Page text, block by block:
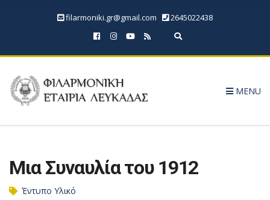
filarmoniki.gr@gmail.com
2645022438
Expand search form
MENU
Μια Συναυλία του 1912
Έντυπο Υλικό